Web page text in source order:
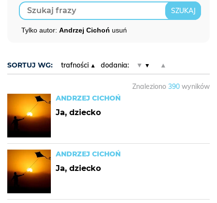
Tylko autor: Andrzej Cichoń usuń
SORTUJ WG: trafności dodania: ▼ ▲
Znaleziono 390 wyników
ANDRZEJ CICHOŃ
Ja, dziecko
ANDRZEJ CICHOŃ
Ja, dziecko